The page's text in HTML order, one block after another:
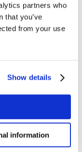
partners who
that you’ve
from your use
Show details
information
que está
creativa
Grand Prix en
respalda el
de marca de
ser ampliamente
cercana y